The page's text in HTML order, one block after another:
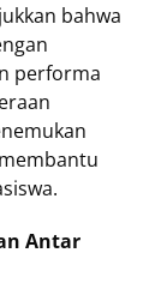
bahwa
performa
Antar